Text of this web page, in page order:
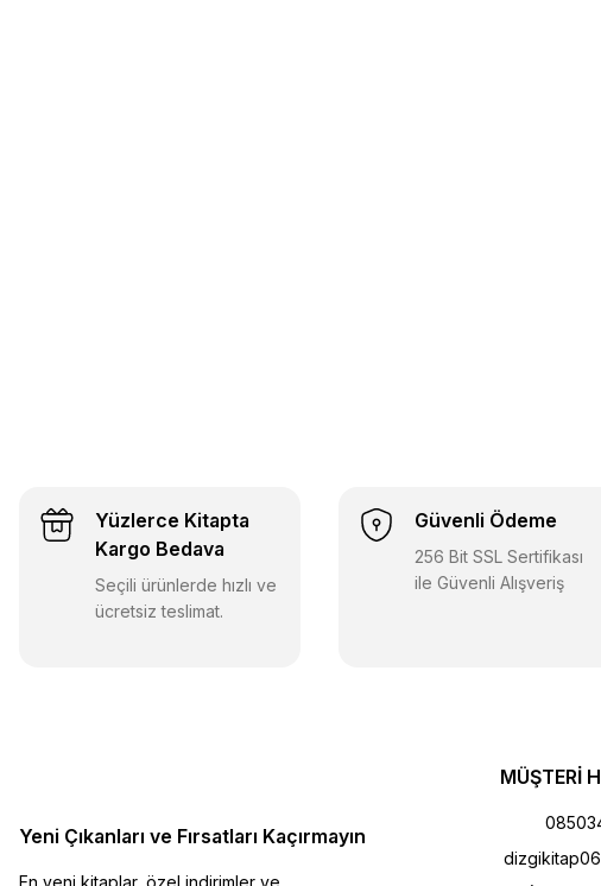
Yüzlerce Kitapta
Kargo Bedava
Seçili ürünlerde hızlı ve
ücretsiz teslimat.
Güvenli Ödeme
256 Bit SSL Sertifikası
ile Güvenli Alışveriş
Yeni Çıkanları ve Fırsatları Kaçırmayın
En yeni kitaplar, özel indirimler ve
MÜŞTERİ